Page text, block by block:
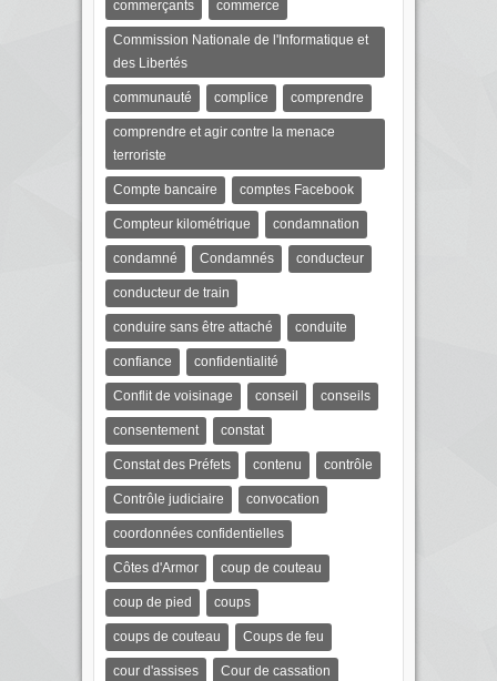
commerçants commerce
Commission Nationale de l'Informatique et
des Libertés
communauté complice comprendre
comprendre et agir contre la menace
terroriste
Compte bancaire comptes Facebook
Compteur kilométrique condamnation
condamné Condamnés conducteur
conducteur de train
conduire sans être attaché conduite
confiance confidentialité
Conflit de voisinage conseil conseils
consentement constat
Constat des Préfets contenu contrôle
Contrôle judiciaire convocation
coordonnées confidentielles
Côtes d'Armor coup de couteau
coup de pied coups
coups de couteau Coups de feu
cour d'assises Cour de cassation